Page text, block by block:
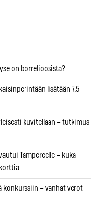
on borrelioosista?
lisätään 7,5
kuvitellaan – tutkimus
Tampereelle – kuka
konkurssiin – vanhat verot